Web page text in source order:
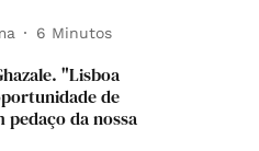
6 Minutos
"Lisboa
de
da nossa